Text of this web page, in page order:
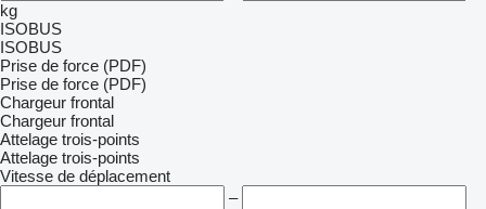
kg
ISOBUS
ISOBUS
Prise de force (PDF)
Prise de force (PDF)
Chargeur frontal
Chargeur frontal
Attelage trois-points
Attelage trois-points
Vitesse de déplacement
–